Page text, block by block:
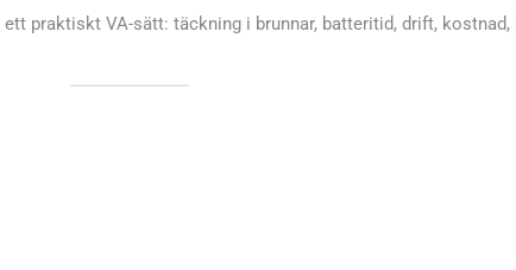
praktiskt VA-sätt: täckning i brunnar, batteritid, drift,